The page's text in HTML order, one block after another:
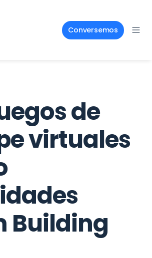
Conversemos
de
virtuales
Building